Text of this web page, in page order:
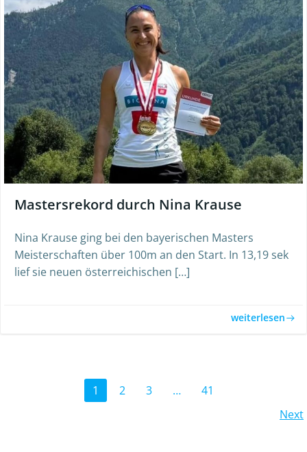
Mastersrekord durch Nina Krause
Nina Krause ging bei den bayerischen Masters
Meisterschaften über 100m an den Start. In 13,19 sek
lief sie neuen österreichischen […]
weiterlesen
Page
1 Page
2 Page
3 … Page
41
Next